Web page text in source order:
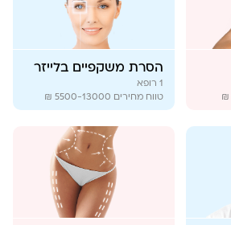
הסרת משקפיים בלייזר
1 רופא
טווח מחירים 5500-13000 ₪